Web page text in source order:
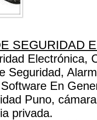
SEGURIDAD
Electrónica,
Seguridad,
En
Puno,
privada.